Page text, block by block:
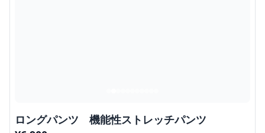
ロングパンツ 機能性ストレッチパンツ